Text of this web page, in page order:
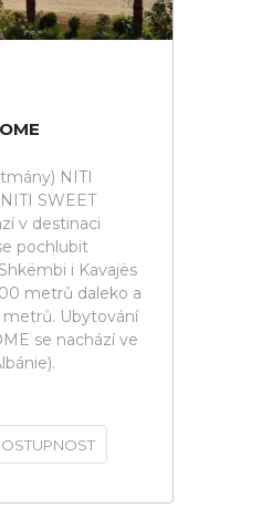
NITI
SWEET
v destinaci
pochlubit
i Kavajës
metrů daleko a
metrů. Ubytování
se nachází ve